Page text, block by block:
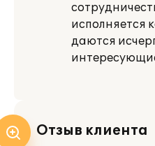
исполняется
даются
Отзыв клиента